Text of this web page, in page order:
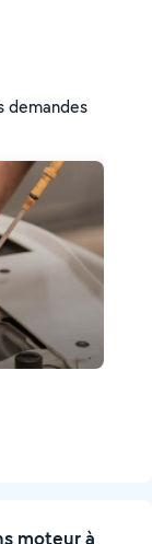
demandes
moteur à